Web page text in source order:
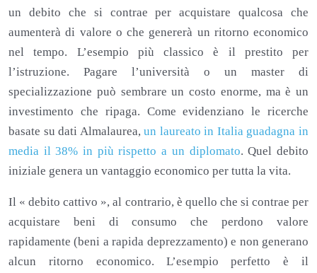
un debito che si contrae per acquistare qualcosa che
aumenterà di valore o che genererà un ritorno economico
nel tempo. L’esempio più classico è il prestito per
l’istruzione. Pagare l’università o un master di
specializzazione può sembrare un costo enorme, ma è un
investimento che ripaga. Come evidenziano le ricerche
basate su dati Almalaurea,un laureato in Italia guadagna in
media il 38% in più rispetto a un diplomato. Quel debito
iniziale genera un vantaggio economico per tutta la vita.
Il « debito cattivo », al contrario, è quello che si contrae per
acquistare beni di consumo che perdono valore
rapidamente (beni a rapida deprezzamento) e non generano
alcun ritorno economico. L’esempio perfetto è il